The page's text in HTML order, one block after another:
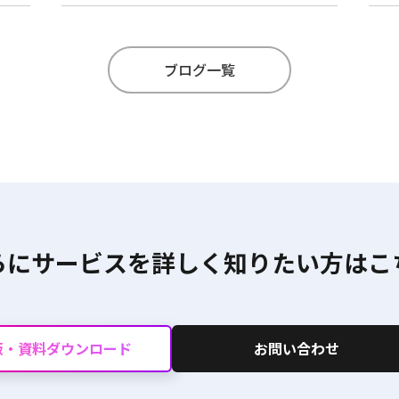
ブログ一覧
サービスを詳しく知りたい方は
資料ダウンロード お問い合わせ